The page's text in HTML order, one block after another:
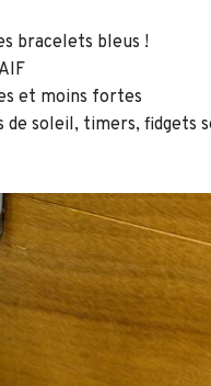
bracelets bleus !
et moins fortes
soleil, timers, fidgets